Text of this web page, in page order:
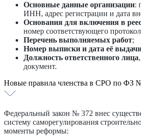
Основные данные организации:
ИНН, адрес регистрации и дата
Основания для включения в
номер соответствующего
Перечень выполняемых работ;
Номер выписки и дата её
Должность ответственного лица
документ.
Новые правила членства в СРО по ФЗ
Федеральный закон № 372 внес
систему саморегулирования
моменты реформы: